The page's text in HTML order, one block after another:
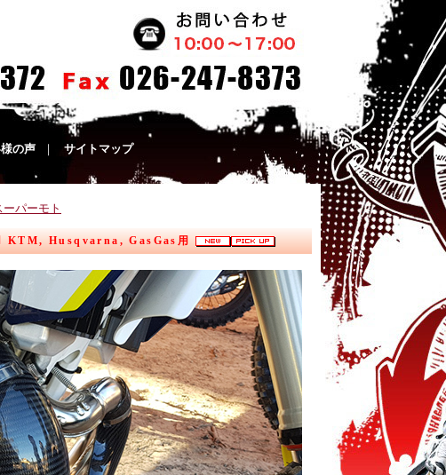
の声 サイトマップ
ーパーモト
KTM, Husqvarna, GasGas用